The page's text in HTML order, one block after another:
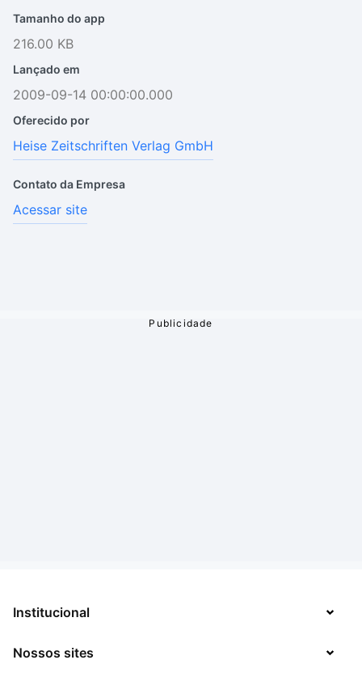
Tamanho do app
216.00 KB
Lançado em
2009-09-14 00:00:00.000
Oferecido por
Heise Zeitschriften Verlag GmbH
Contato da Empresa
Acessar site
Institucional
Sobre
Nossos sites